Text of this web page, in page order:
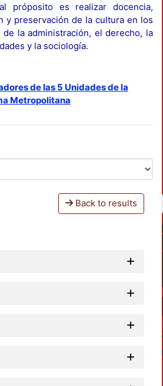
próposito es realizar docencia,
y preservación de la cultura en los
la administración, el derecho, la
y la sociología.
de las 5 Unidades de la
Metropolitana
Back to results